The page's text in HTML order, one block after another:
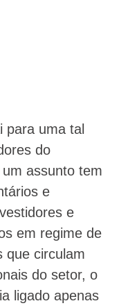
para uma tal
do
assunto tem
e
e
em regime de
que circulam
do setor, o
ligado apenas